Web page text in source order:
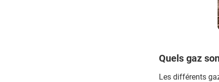
Quels gaz
Les différents